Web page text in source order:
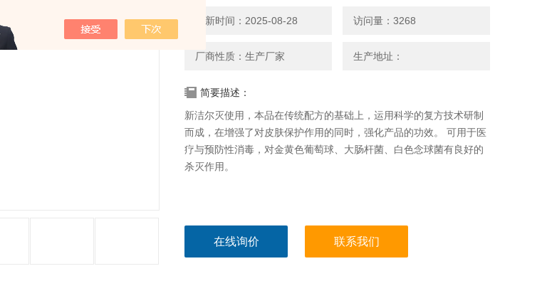
更新时间：2025-08-28 访问量：3268
厂商性质：生产厂家 生产地址：
简要描述：
新洁尔灭使用，本品在传统配方的基础上，运用科学的复方技术研制
而成，在增强了对皮肤保护作用的同时，强化产品的功效。 可用于医
疗与预防性消毒，对金黄色葡萄球、大肠杆菌、白色念球菌有良好的
杀灭作用。
在线询价 联系我们